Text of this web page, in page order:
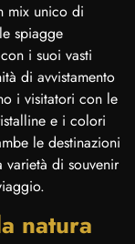
mix unico di
spiagge
i suoi vasti
di avvistamento
i visitatori con le
e i colori
le destinazioni
di souvenir
natura